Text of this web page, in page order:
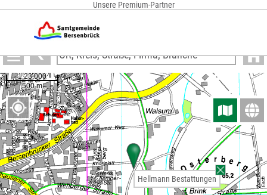
Unsere Premium-Partner
Hellmann Bestattungen